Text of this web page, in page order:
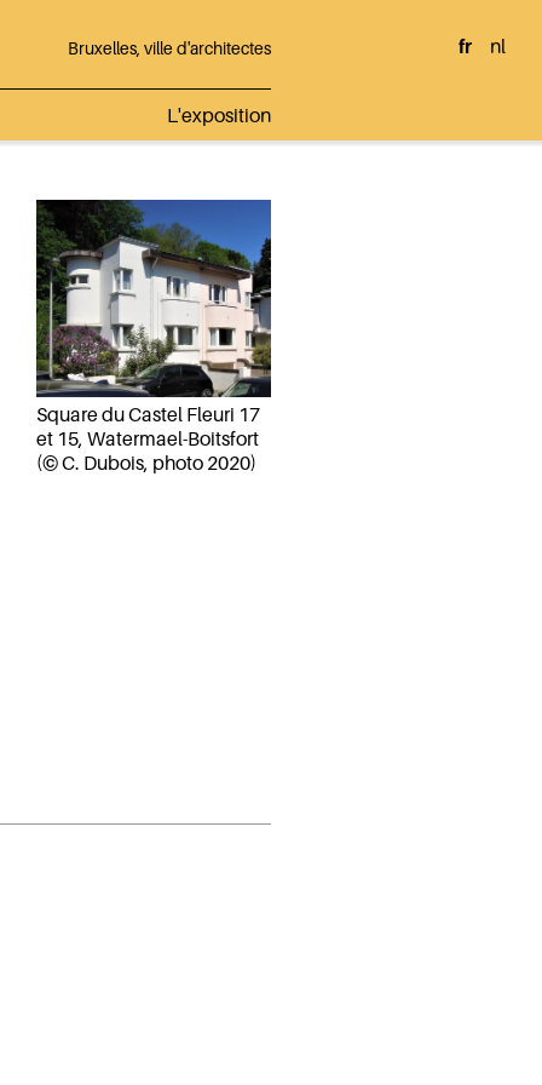
Bruxelles, ville d'architectes
L'exposition
fr nl
Square du Castel Fleuri 17
et 15, Watermael-Boitsfort
(© C. Dubois, photo 2020)